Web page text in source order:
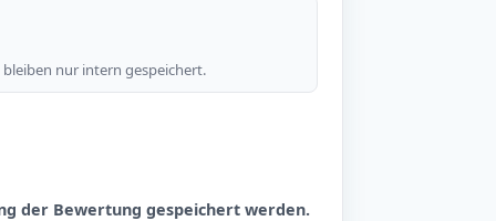
nur intern gespeichert.
der Bewertung gespeichert werden.